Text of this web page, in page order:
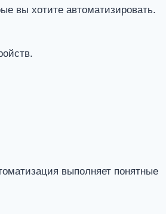
вы хотите автоматизировать.
выполняет понятные